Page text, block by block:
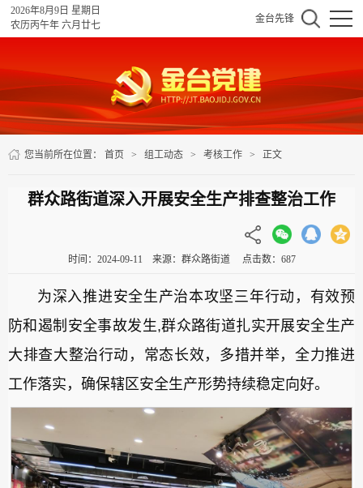
2026年8月9日 星期日
农历丙午年 六月廿七
金台先锋
您当前所在位置： 首页 > 组工动态 > 考核工作 > 正文
群众路街道深入开展安全生产排查整治工作
时间：2024-09-11 来源：群众路街道 点击数： 687
为深入推进安全生产治本攻坚三年行动，有效预
防和遏制安全事故发生,群众路街道扎实开展安全生产
大排查大整治行动，常态长效，多措并举，全力推进
工作落实，确保辖区安全生产形势持续稳定向好。